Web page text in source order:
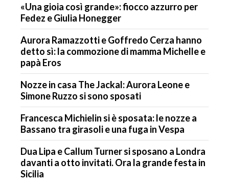
«Una gioia così grande»: fiocco azzurro per
Fedez e Giulia Honegger
Aurora Ramazzotti e Goffredo Cerza hanno
detto sì: la commozione di mamma Michelle e
papà Eros
Nozze in casa The Jackal: Aurora Leone e
Simone Ruzzo si sono sposati
Francesca Michielin si è sposata: le nozze a
Bassano tra girasoli e una fuga in Vespa
Dua Lipa e Callum Turner si sposano a Londra
davanti a otto invitati. Ora la grande festa in
Sicilia